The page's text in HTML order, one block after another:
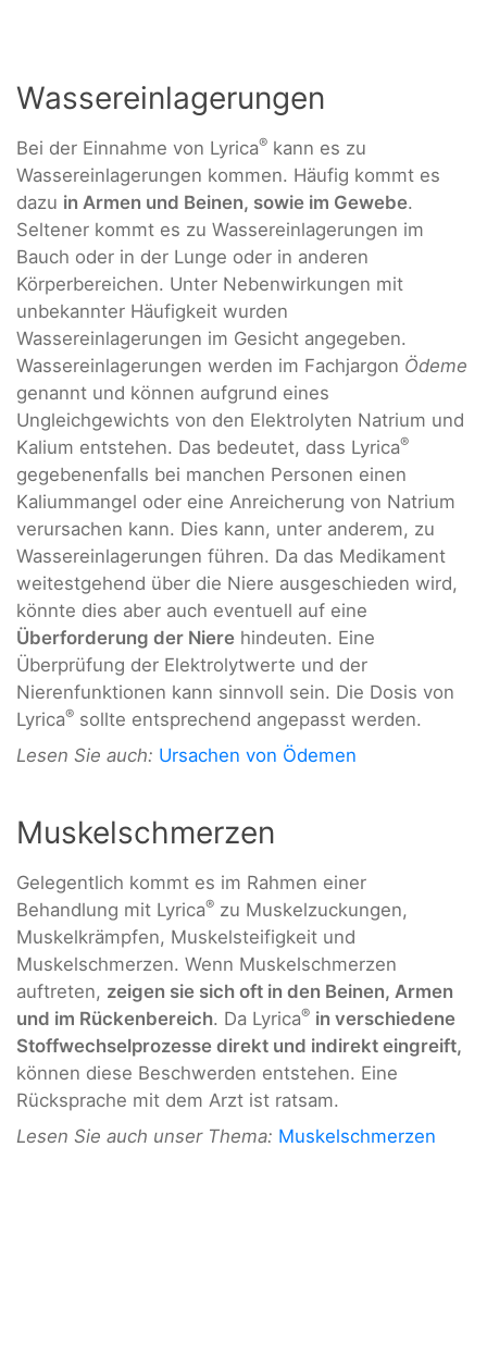
Wassereinlagerungen
Bei der Einnahme von Lyrica® kann es zu
Wassereinlagerungen kommen. Häufig kommt es
dazu in Armen und Beinen, sowie im Gewebe.
Seltener kommt es zu Wassereinlagerungen im
Bauch oder in der Lunge oder in anderen
Körperbereichen. Unter Nebenwirkungen mit
unbekannter Häufigkeit wurden
Wassereinlagerungen im Gesicht angegeben.
Wassereinlagerungen werden im Fachjargon Ödeme
genannt und können aufgrund eines
Ungleichgewichts von den Elektrolyten Natrium und
Kalium entstehen. Das bedeutet, dass Lyrica®
gegebenenfalls bei manchen Personen einen
Kaliummangel oder eine Anreicherung von Natrium
verursachen kann. Dies kann, unter anderem, zu
Wassereinlagerungen führen. Da das Medikament
weitestgehend über die Niere ausgeschieden wird,
könnte dies aber auch eventuell auf eine
Überforderung der Niere hindeuten. Eine
Überprüfung der Elektrolytwerte und der
Nierenfunktionen kann sinnvoll sein. Die Dosis von
Lyrica® sollte entsprechend angepasst werden.
Lesen Sie auch: Ursachen von Ödemen
Muskelschmerzen
Gelegentlich kommt es im Rahmen einer
Behandlung mit Lyrica® zu Muskelzuckungen,
Muskelkrämpfen, Muskelsteifigkeit und
Muskelschmerzen. Wenn Muskelschmerzen
auftreten, zeigen sie sich oft in den Beinen, Armen
und im Rückenbereich. Da Lyrica® in verschiedene
Stoffwechselprozesse direkt und indirekt eingreift,
können diese Beschwerden entstehen. Eine
Rücksprache mit dem Arzt ist ratsam.
Lesen Sie auch unser Thema: Muskelschmerzen